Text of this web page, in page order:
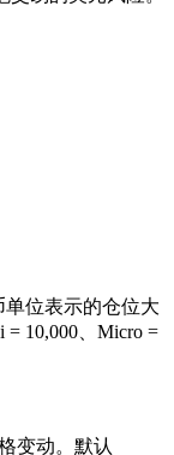
单位表示的仓位大
10,000、Micro =
变动。默认